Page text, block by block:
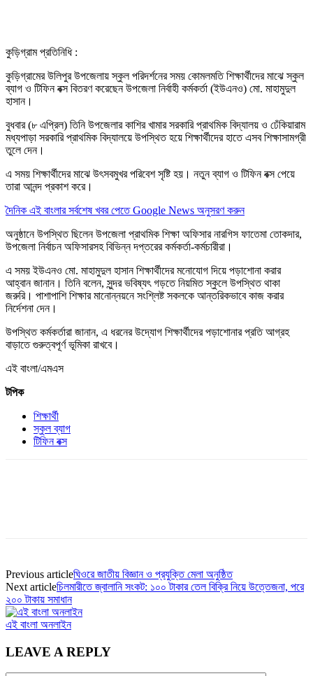
কুড়িগ্রাম প্রতিনিধি :
কুড়িগ্রামের উলিপুর উপজেলায় স্কুল পরিদর্শনের সময় কোমলমতি শিক্ষার্থীদের মাঝে স্কুল
ব্যাগ ও টিফিন বক্স বিতরণ করেছেন উপজেলা নির্বাহী কর্মকর্তা (ইউএনও) মো. মাহামুদুল
হাসান।
বুধবার (৮ এপ্রিল) তিনি উপজেলার কাশির খামার সরকারি প্রাথমিক বিদ্যালয় ও ঢেঁকিয়ারাম
মধ্যপাড়া সরকারি প্রাথমিক বিদ্যালয়ে উপস্থিত হয়ে শিক্ষার্থীদের হাতে এসব শিক্ষাসামগ্রী
তুলে দেন।
এ সময় শিক্ষার্থীদের মাঝে উৎসবমুখর পরিবেশ সৃষ্টি হয়। নতুন ব্যাগ ও টিফিন বক্স পেয়ে
তারা আনন্দ প্রকাশ করে।
দৈনিক এই বাংলার সর্বশেষ খবর পেতে Google News অনুসরণ করুন
অনুষ্ঠানে উপস্থিত ছিলেন উপজেলা প্রাথমিক শিক্ষা অফিসার নারগিস ফাতেমা তোকদার,
উপজেলা নির্বাচন অফিসারসহ বিভিন্ন দপ্তরের কর্মকর্তা-কর্মচারীরা।
এ সময় ইউএনও মো. মাহামুদুল হাসান শিক্ষার্থীদের মনোযোগ দিয়ে পড়াশোনা করার
আহ্বান জানান। তিনি বলেন, সুন্দর ভবিষ্যৎ গড়তে নিয়মিত স্কুলে উপস্থিত থাকা
জরুরি। পাশাপাশি শিক্ষার মানোন্নয়নে সংশ্লিষ্ট সকলকে আন্তরিকভাবে কাজ করার
নির্দেশনা দেন।
উপস্থিত কর্মকর্তারা জানান, এ ধরনের উদ্যোগ শিক্ষার্থীদের পড়াশোনার প্রতি আগ্রহ
বাড়াতে গুরুত্বপূর্ণ ভূমিকা রাখবে।
এই বাংলা/এমএস
টপিক
শিক্ষার্থী
স্কুল ব্যাগ
টিফিন বক্স
Previous articleঘিওরে জাতীয় বিজ্ঞান ও প্রযুক্তি মেলা অনুষ্ঠিত
Next articleচিলমারীতে জ্বালানি সংকট: ১০০ টাকার তেল বিক্রি নিয়ে উত্তেজনা, পরে
২০০ টাকায় সমাধান
এই বাংলা অনলাইন
LEAVE A REPLY